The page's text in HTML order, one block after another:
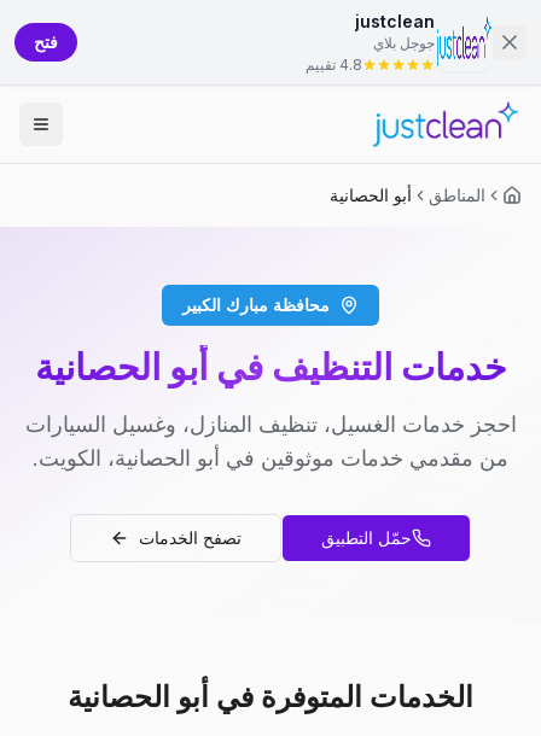
justclean
جوجل بلاي
4.8 تقييم
فتح
المناطق أبو الحصانية
محافظة مبارك الكبير
خدمات التنظيف في أبو الحصانية
احجز خدمات الغسيل، تنظيف المنازل، وغسيل السيارات
من مقدمي خدمات موثوقين في أبو الحصانية، الكويت.
حمّل التطبيق تصفح الخدمات
الخدمات المتوفرة في أبو الحصانية